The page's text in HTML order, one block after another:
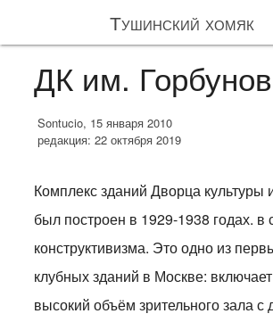
Тушинский хомяк
ДК им.
Sontucio, 15 января 2010
редакция: 22 октября 2019
Комплекс зданий Дворца культуры
был построен в 1929-1938 годах. в
конструктивизма. Это одно из
клубных зданий в Москве:
высокий объём зрительного зала с